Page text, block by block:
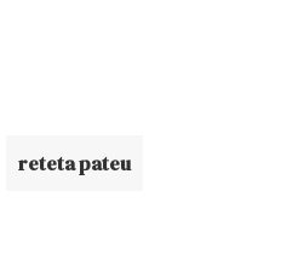
reteta pateu